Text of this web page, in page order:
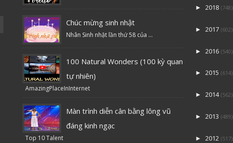
Chúc mừng sinh nhật
Nhân Sinh nhật lần thứ 58 của ...
100 Natural Wonders (100 kỳ quan
tự nhiên)
AmazingPlaceInInternet
Màn trình diễn cân bằng lông vũ
đáng kinh ngạc
Top 10 Talent
► 2018 (748)
► 2017 (602)
► 2016 (540)
► 2015 (614)
► 2014 (562)
► 2013 (489)
► 2012 (517)